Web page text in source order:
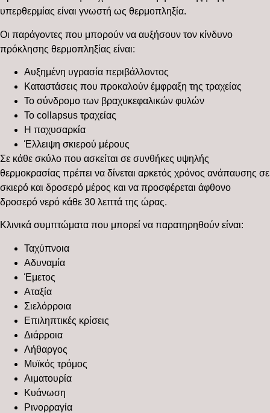
υπερθερμίας είναι γνωστή ως θερμοπληξία.
Οι παράγοντες που μπορούν να αυξήσουν τον κίνδυνο
πρόκλησης θερμοπληξίας είναι:
Αυξημένη υγρασία περιβάλλοντος
Καταστάσεις που προκαλούν έμφραξη της τραχείας
Το σύνδρομο των βραχυκεφαλικών φυλών
Το collapsus τραχείας
Η παχυσαρκία
Έλλειψη σκιερού μέρους
Σε κάθε σκύλο που ασκείται σε συνθήκες υψηλής
θερμοκρασίας πρέπει να δίνεται αρκετός χρόνος ανάπαυσης σε
σκιερό και δροσερό μέρος και να προσφέρεται άφθονο
δροσερό νερό κάθε 30 λεπτά της ώρας.
Κλινικά συμπτώματα που μπορεί να παρατηρηθούν είναι:
Ταχύπνοια
Αδυναμία
Έμετος
Αταξία
Σιελόρροια
Επιληπτικές κρίσεις
Διάρροια
Λήθαργος
Μυϊκός τρόμος
Αιματουρία
Κυάνωση
Ρινορραγία